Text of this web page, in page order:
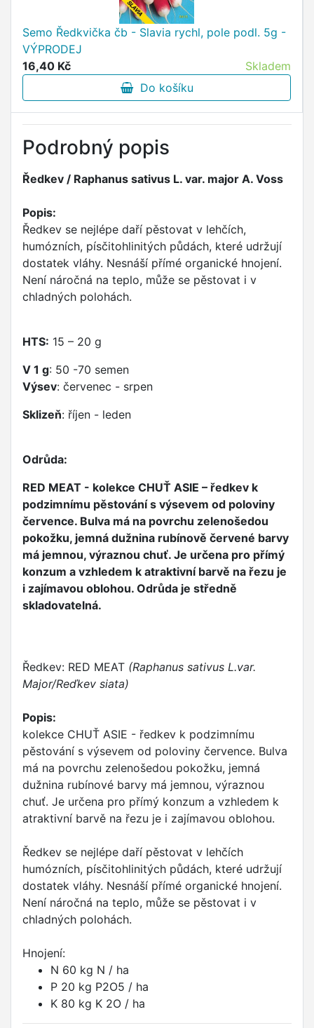
Semo Ředkvička čb - Slavia rychl, pole podl. 5g -
VÝPRODEJ
16,40 Kč
Skladem
Do košíku
Podrobný popis
Ředkev / Raphanus sativus L. var. major A. Voss
Popis:
Ředkev se nejlépe daří pěstovat v lehčích,
humózních, písčitohlinitých půdách, které udržují
dostatek vláhy. Nesnáší přímé organické hnojení.
Není náročná na teplo, může se pěstovat i v
chladných polohách.
HTS: 15 – 20 g
V 1 g: 50 -70 semen
Výsev: červenec - srpen
Sklizeň: říjen - leden
Odrůda:
RED MEAT - kolekce CHUŤ ASIE – ředkev k
podzimnímu pěstování s výsevem od poloviny
července. Bulva má na povrchu zelenošedou
pokožku, jemná dužnina rubínově červené barvy
má jemnou, výraznou chuť. Je určena pro přímý
konzum a vzhledem k atraktivní barvě na řezu je
i zajímavou oblohou. Odrůda je středně
skladovatelná.
Ředkev: RED MEAT (Raphanus sativus L.var.
Major/Reďkev siata)
Popis:
kolekce CHUŤ ASIE - ředkev k podzimnímu
pěstování s výsevem od poloviny července. Bulva
má na povrchu zelenošedou pokožku, jemná
dužnina rubínové barvy má jemnou, výraznou
chuť. Je určena pro přímý konzum a vzhledem k
atraktivní barvě na řezu je i zajímavou oblohou.
Ředkev se nejlépe daří pěstovat v lehčích
humózních, písčitohlinitých půdách, které udržují
dostatek vláhy. Nesnáší přímé organické hnojení.
Není náročná na teplo, může se pěstovat i v
chladných polohách.
Hnojení:
N 60 kg N / ha
P 20 kg P2O5 / ha
K 80 kg K 2O / ha